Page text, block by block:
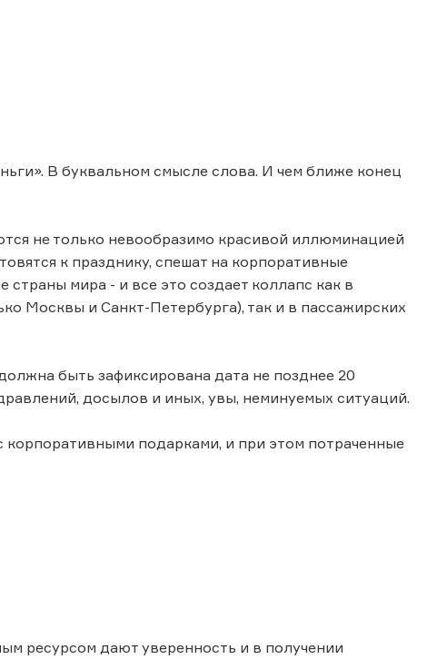
В буквальном смысле слова. И чем ближе конец
не только невообразимо красивой иллюминацией
к празднику, спешат на корпоративные
мира - и все это создает коллапс как в
Москвы и Санкт-Петербурга), так и в пассажирских
быть зафиксирована дата не позднее 20
досылов и иных, увы, неминуемых ситуаций.
корпоративными подарками, и при этом потраченные
ресурсом дают уверенность и в получении